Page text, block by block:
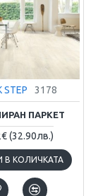
STEP 3178
ПАРКЕТ
(32.90лв.)
В КОЛИЧКАТА